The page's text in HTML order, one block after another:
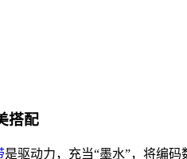
搭配
是驱动力，充当“墨水”，将编